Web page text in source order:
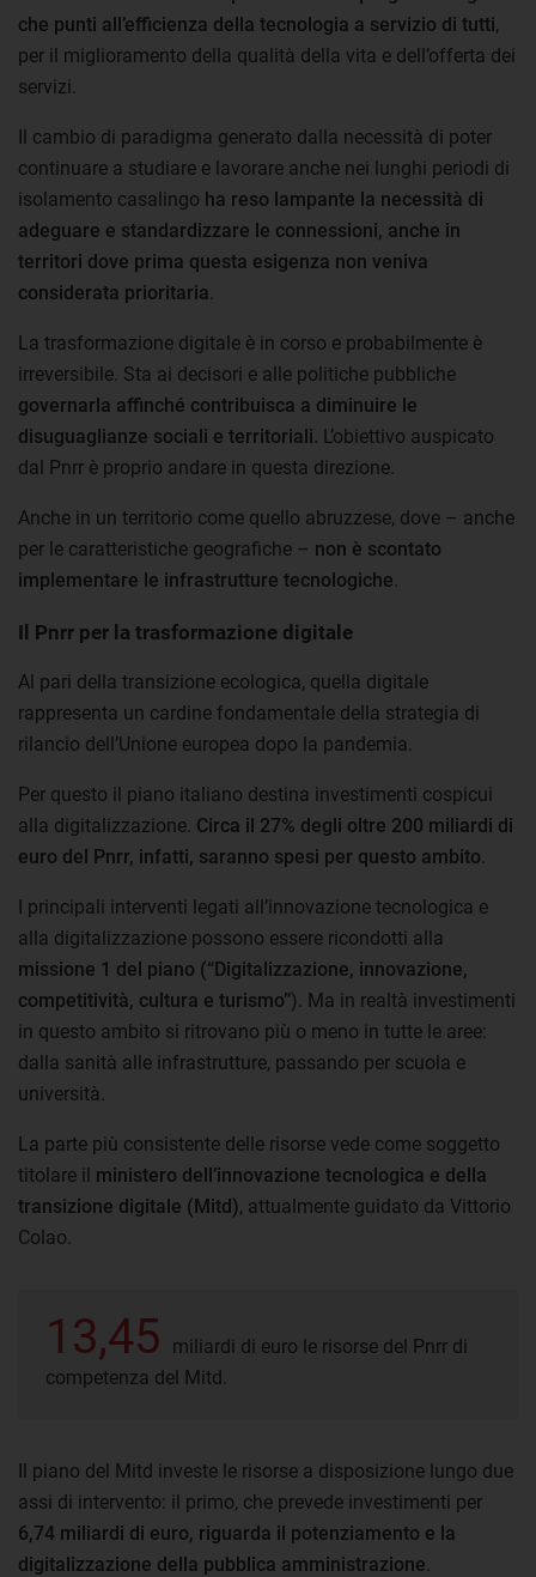
che punti all’efficienza della tecnologia a servizio di tutti,
per il miglioramento della qualità della vita e dell’offerta dei
servizi.
Il cambio di paradigma generato dalla necessità di poter
continuare a studiare e lavorare anche nei lunghi periodi di
isolamento casalingo ha reso lampante la necessità di
adeguare e standardizzare le connessioni, anche in
territori dove prima questa esigenza non veniva
considerata prioritaria.
La trasformazione digitale è in corso e probabilmente è
irreversibile. Sta ai decisori e alle politiche pubbliche
governarla affinché contribuisca a diminuire le
disuguaglianze sociali e territoriali. L’obiettivo auspicato
dal Pnrr è proprio andare in questa direzione.
Anche in un territorio come quello abruzzese, dove – anche
per le caratteristiche geografiche – non è scontato
implementare le infrastrutture tecnologiche.
Il Pnrr per la trasformazione digitale
Al pari della transizione ecologica, quella digitale
rappresenta un cardine fondamentale della strategia di
rilancio dell’Unione europea dopo la pandemia.
Per questo il piano italiano destina investimenti cospicui
alla digitalizzazione. Circa il 27% degli oltre 200 miliardi di
euro del Pnrr, infatti, saranno spesi per questo ambito.
I principali interventi legati all’innovazione tecnologica e
alla digitalizzazione possono essere ricondotti alla
missione 1 del piano (“Digitalizzazione, innovazione,
competitività, cultura e turismo”). Ma in realtà investimenti
in questo ambito si ritrovano più o meno in tutte le aree:
dalla sanità alle infrastrutture, passando per scuola e
università.
La parte più consistente delle risorse vede come soggetto
titolare il ministero dell’innovazione tecnologica e della
transizione digitale (Mitd), attualmente guidato da Vittorio
Colao.
13,45
miliardi di euro le risorse del Pnrr di
competenza del Mitd.
Il piano del Mitd investe le risorse a disposizione lungo due
assi di intervento: il primo, che prevede investimenti per
6,74 miliardi di euro, riguarda il potenziamento e la
digitalizzazione della pubblica amministrazione.